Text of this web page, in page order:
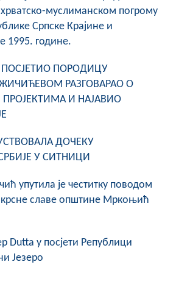
ФИНАНСИЈЕ
ПРИВРЕДА
ЗАШТИТА
КОНТАКТ
муслиманском погрому
Српске Крајине и
1995. године.
ПОСЈЕТИО ПОРОДИЦУ
РАЗГОВАРАО О
И НАЈАВИО
ДОЧЕКУ
У СИТНИЦИ
упутила је честитку поводом
славе општине Мркоњић
Dutta у посјети Републици
Језеро